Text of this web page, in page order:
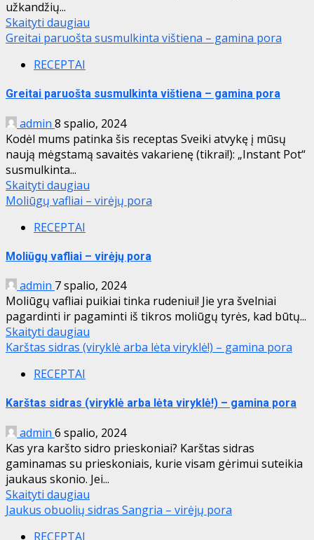
užkandžių...
Skaityti daugiau
Greitai paruošta susmulkinta vištiena – gamina pora
RECEPTAI
Greitai paruošta susmulkinta vištiena – gamina pora
admin 8 spalio, 2024
Kodėl mums patinka šis receptas Sveiki atvykę į mūsų
naują mėgstamą savaitės vakarienę (tikrai!): „Instant Pot“
susmulkinta...
Skaityti daugiau
Moliūgų vafliai – virėjų pora
RECEPTAI
Moliūgų vafliai – virėjų pora
admin 7 spalio, 2024
Moliūgų vafliai puikiai tinka rudeniui! Jie yra švelniai
pagardinti ir pagaminti iš tikros moliūgų tyrės, kad būtų...
Skaityti daugiau
Karštas sidras (viryklė arba lėta viryklė!) – gamina pora
RECEPTAI
Karštas sidras (viryklė arba lėta viryklė!) – gamina pora
admin 6 spalio, 2024
Kas yra karšto sidro prieskoniai? Karštas sidras
gaminamas su prieskoniais, kurie visam gėrimui suteikia
jaukaus skonio. Jei...
Skaityti daugiau
Jaukus obuolių sidras Sangria – virėjų pora
RECEPTAI